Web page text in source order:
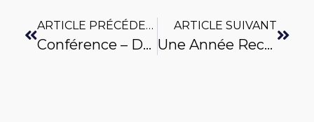
ARTICLE PRÉCÉDENT
Conférence – Débat
ARTICLE SUIVANT
Une Année Record Pour La Bio !